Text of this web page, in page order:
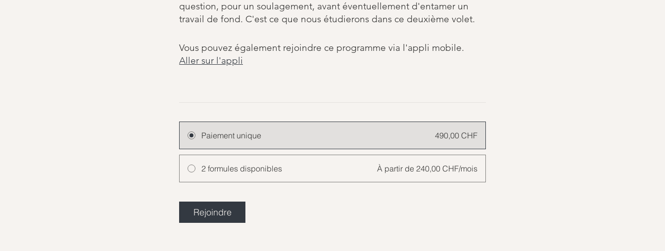
question, pour un soulagement, avant éventuellement d'entamer un
travail de fond. C'est ce que nous étudierons dans ce deuxième volet.
Vous pouvez également rejoindre ce programme via l'appli mobile.
Aller sur l'appli
Paiement unique 490,00 CHF
2 formules disponibles À partir de 240,00 CHF/mois
Rejoindre